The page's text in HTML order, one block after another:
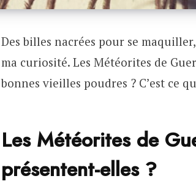
Des billes nacrées pour se
ma curiosité. Les Météorites de
bonnes vieilles poudres ? C’est ce
Les Météorites de
présentent-elles ?